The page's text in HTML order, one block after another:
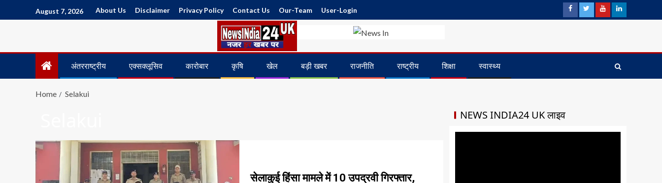
August 7, 2026 About Us Disclaimer Privacy Policy Contact Us Our-Team User-Login
अंतरराष्ट्रीय एक्सक्लूसिव कारोबार कृषि खेल बड़ी खबर राजनीति राष्ट्रीय शिक्षा स्वास्थ्य
Home Selakui
सेलाकुई हिंसा मामले में 10 उपद्रवी गिरफ्तार,
NEWS INDIA24 UK लाइव